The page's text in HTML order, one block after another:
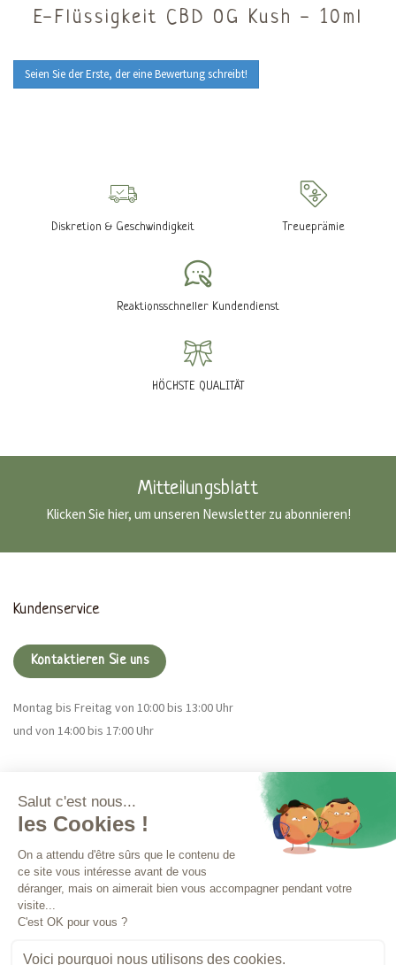
E-Flüssigkeit CBD OG Kush - 10ml
Seien Sie der Erste, der eine Bewertung schreibt!
Diskretion & Geschwindigkeit Treueprämie
Reaktionsschneller Kundendienst
HÖCHSTE QUALITÄT
Mitteilungsblatt
Klicken Sie hier, um unseren Newsletter zu abonnieren!
Kundenservice
Kontaktieren Sie uns
Montag bis Freitag von 10:00 bis 13:00 Uhr
und von 14:00 bis 17:00 Uhr
Mehr Infos
Bestellungen